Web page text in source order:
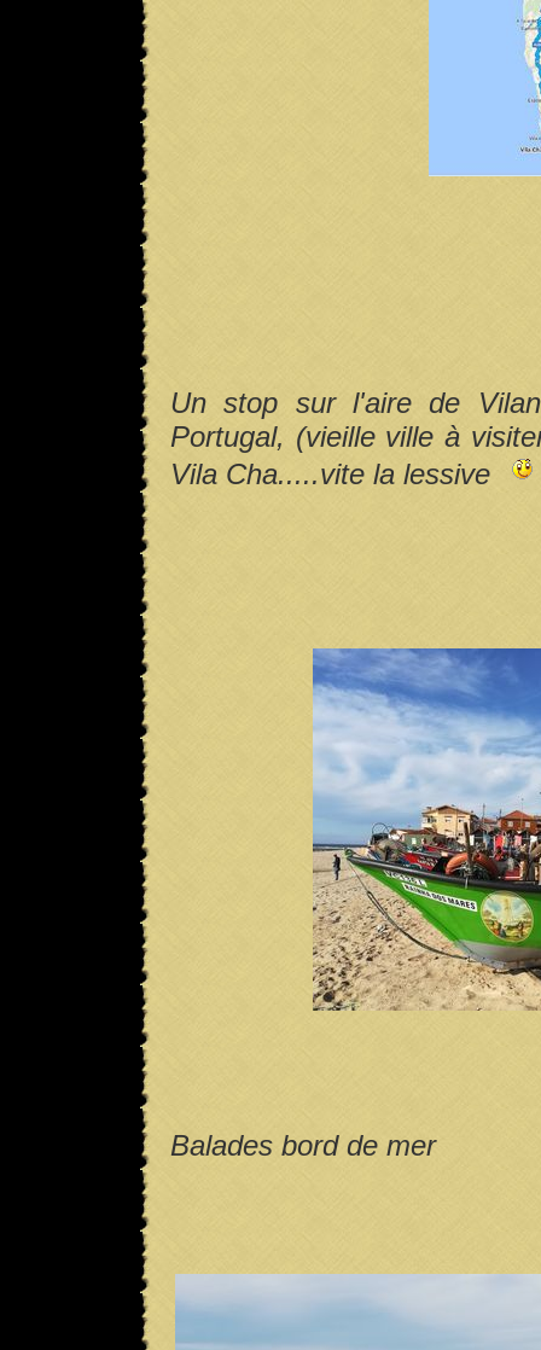
Un stop sur l'aire de
Portugal, (vieille ville à
Vila Cha.....vite la lessive
Balades bord de mer